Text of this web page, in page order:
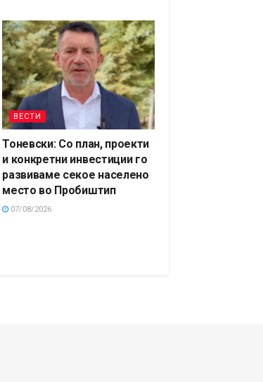
ВЕСТИ
Тоневски: Со план, проекти
и конкретни инвестиции го
развиваме секое населено
место во Пробиштип
07/08/2026